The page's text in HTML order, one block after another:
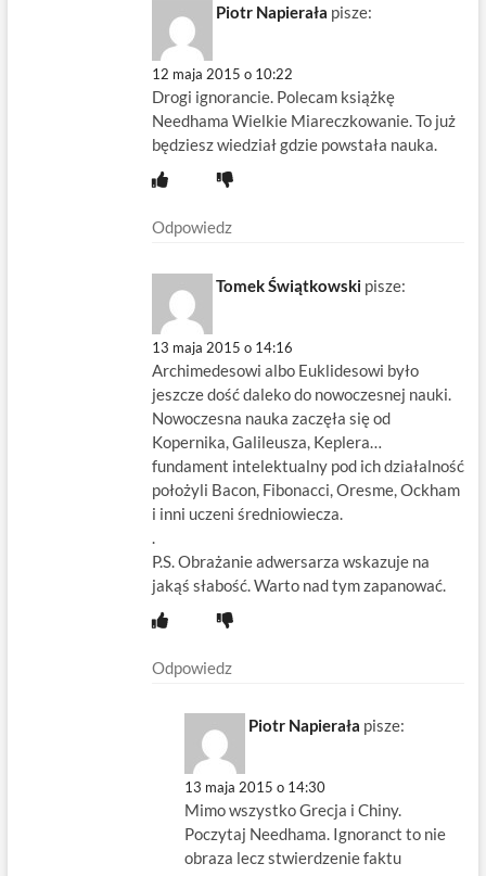
Piotr Napierała pisze:
12 maja 2015 o 10:22
Drogi ignorancie. Polecam książkę
Needhama Wielkie Miareczkowanie. To już
będziesz wiedział gdzie powstała nauka.
Odpowiedz
Tomek Świątkowski pisze:
13 maja 2015 o 14:16
Archimedesowi albo Euklidesowi było
jeszcze dość daleko do nowoczesnej nauki.
Nowoczesna nauka zaczęła się od
Kopernika, Galileusza, Keplera…
fundament intelektualny pod ich działalność
położyli Bacon, Fibonacci, Oresme, Ockham
i inni uczeni średniowiecza.
P.S. Obrażanie adwersarza wskazuje na
jakąś słabość. Warto nad tym zapanować.
Odpowiedz
Piotr Napierała pisze:
13 maja 2015 o 14:30
Mimo wszystko Grecja i Chiny.
Poczytaj Needhama. Ignoranct to nie
obraza lecz stwierdzenie faktu